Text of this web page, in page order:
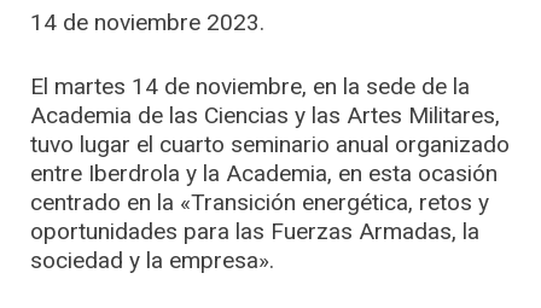
14 de noviembre 2023.
El martes 14 de noviembre, en la sede de la
Academia de las Ciencias y las Artes Militares,
tuvo lugar el cuarto seminario anual organizado
entre Iberdrola y la Academia, en esta ocasión
centrado en la «Transición energética, retos y
oportunidades para las Fuerzas Armadas, la
sociedad y la empresa».